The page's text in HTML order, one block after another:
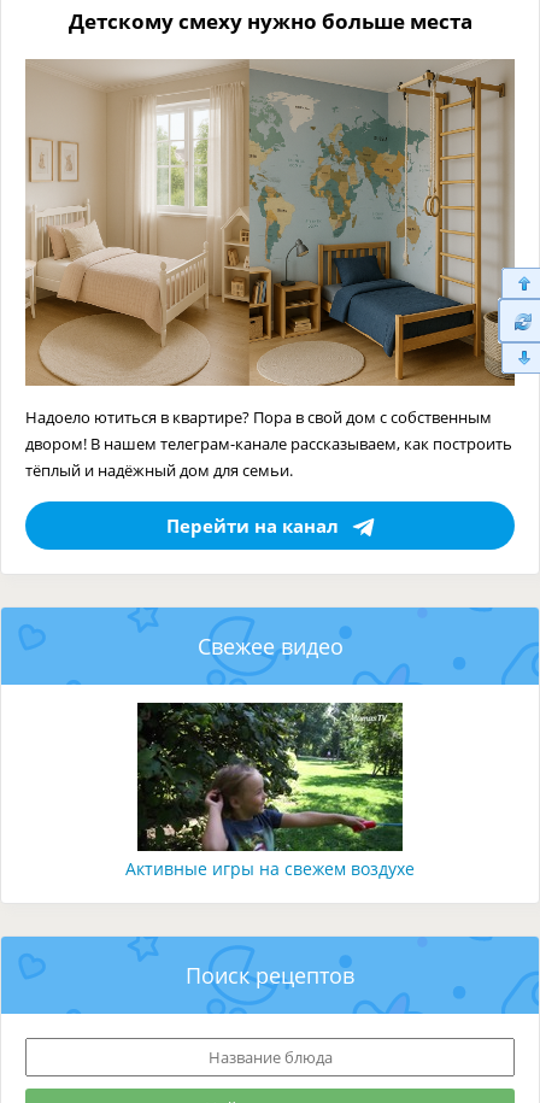
Детскому смеху нужно больше места
Надоело ютиться в квартире? Пора в свой дом с собственным
двором! В нашем телеграм-канале рассказываем, как построить
тёплый и надёжный дом для семьи.
Перейти на канал
Свежее видео
Активные игры на свежем воздухе
Поиск рецептов